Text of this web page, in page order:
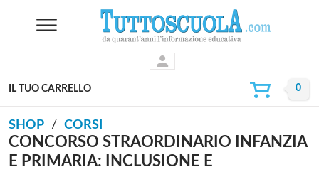
IL TUO CARRELLO
SHOP CORSI
CONCORSO STRAORDINARIO INFANZIA
E PRIMARIA: INCLUSIONE E